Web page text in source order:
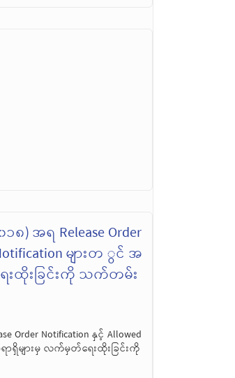
အရ Release Order
များတ ွင် အ
ထိုးခြင်းကို သက်တမ်း
Notification နှင့် Allowed
ရှိများမှ လက်မှတ်ရေးထိုးခြင်းကို